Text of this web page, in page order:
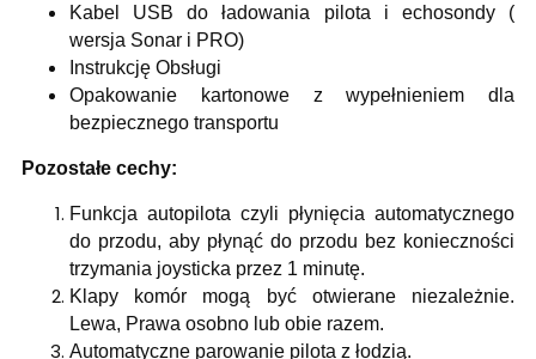
Kabel USB do ładowania pilota i echosondy (
wersja Sonar i PRO)
Instrukcję Obsługi
Opakowanie kartonowe z wypełnieniem dla
bezpiecznego transportu
Pozostałe cechy:
Funkcja autopilota czyli płynięcia automatycznego
do przodu, aby płynąć do przodu bez konieczności
trzymania joysticka przez 1 minutę.
Klapy komór mogą być otwierane niezależnie.
Lewa, Prawa osobno lub obie razem.
Automatyczne parowanie pilota z łodzią.